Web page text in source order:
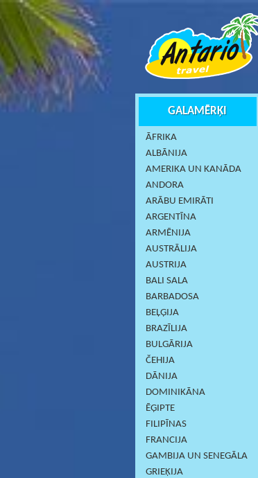
GALAMĒRĶI
ĀFRIKA
ALBĀNIJA
AMERIKA UN KANĀDA
ANDORA
ARĀBU EMIRĀTI
ARGENTĪNA
ARMĒNIJA
AUSTRĀLIJA
AUSTRIJA
BALI SALA
BARBADOSA
BEĻĢIJA
BRAZĪLIJA
BULGĀRIJA
ČEHIJA
DĀNIJA
DOMINIKĀNA
ĒĢIPTE
FILIPĪNAS
FRANCIJA
GAMBIJA UN SENEGĀLA
GRIEĶIJA